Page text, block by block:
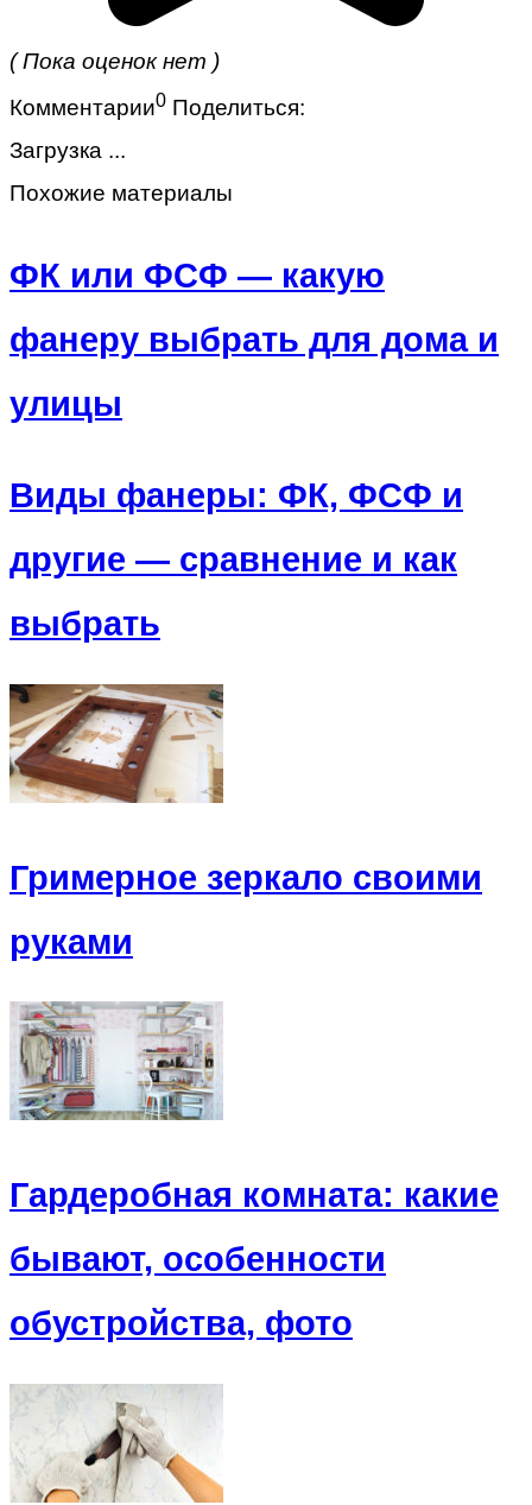
( Пока оценок нет )
Комментарии0 Поделиться:
Загрузка ...
Похожие материалы
ФК или ФСФ — какую
фанеру выбрать для дома и
улицы
Виды фанеры: ФК, ФСФ и
другие — сравнение и как
выбрать
Гримерное зеркало своими
руками
Гардеробная комната: какие
бывают, особенности
обустройства, фото